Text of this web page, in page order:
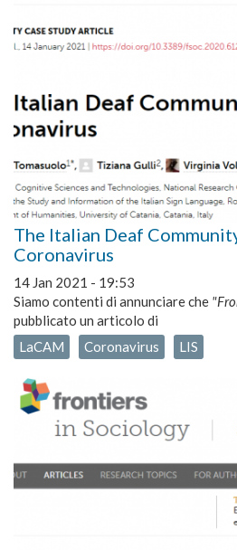
The Italian Deaf
Coronavirus
14 Jan 2021 - 19:53
Siamo contenti di annunciare che
pubblicato un articolo di
LaCAM
Coronavirus LIS